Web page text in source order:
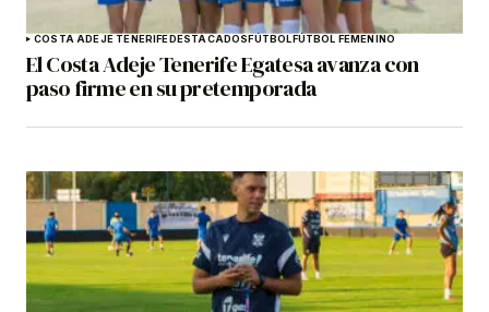
COSTA ADEJE TENERIFEDESTACADOSFÚTBOLFÚTBOL FEMENINO
El Costa Adeje Tenerife Egatesa avanza con
paso firme en su pretemporada